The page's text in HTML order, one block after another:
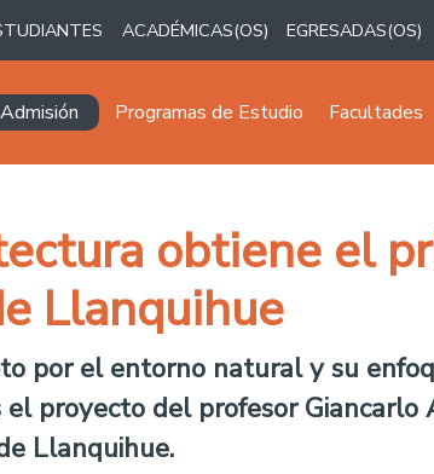
ACADÉMICAS(OS) EGRESADAS(OS)
principal
Admisión Programas de Estudio Facultades
obtiene el
Llanquihue
por el entorno natural y su
proyecto del profesor
Llanquihue.